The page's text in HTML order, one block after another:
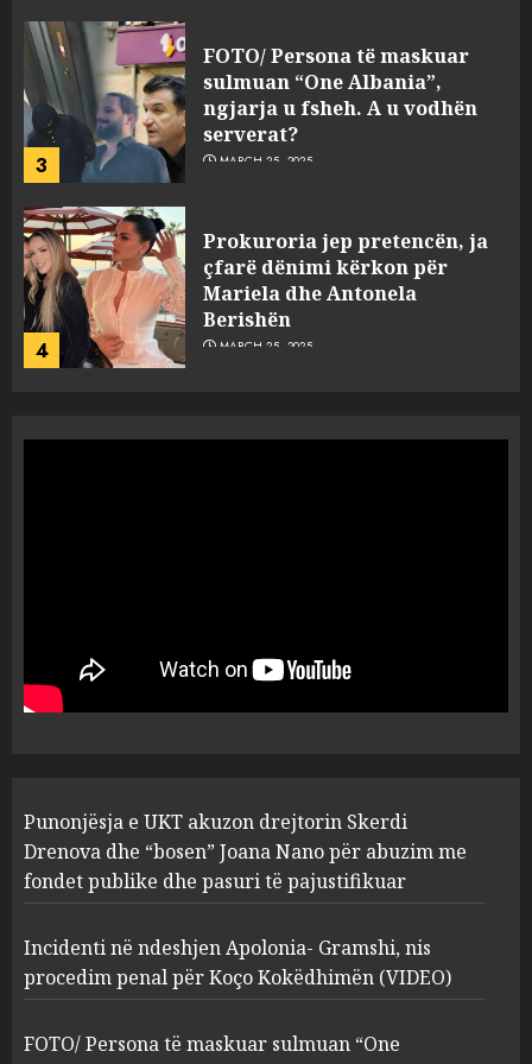
3
FOTO/ Persona të maskuar
sulmuan “One Albania”,
ngjarja u fsheh. A u vodhën
serverat?
MARCH 25, 2025
4
Prokuroria jep pretencën, ja
çfarë dënimi kërkon për
Mariela dhe Antonela
Berishën
MARCH 25, 2025
1
“bosen” Joana Nano për
abuzim me fondet publike dhe
pasuri të pajustifikuar
2
Apolonia- Gramshi, nis
procedim penal për Koço
Kokëdhimën (VIDEO)
MARCH 27, 2025
FOTO/ Persona të maskuar
sulmuan “One Albania”,
ngjarja u fsheh. A u vodhën
Punonjësja e UKT akuzon drejtorin Skerdi
Drenova dhe “bosen” Joana Nano për abuzim me
fondet publike dhe pasuri të pajustifikuar
Incidenti në ndeshjen Apolonia- Gramshi, nis
procedim penal për Koço Kokëdhimën (VIDEO)
FOTO/ Persona të maskuar sulmuan “One